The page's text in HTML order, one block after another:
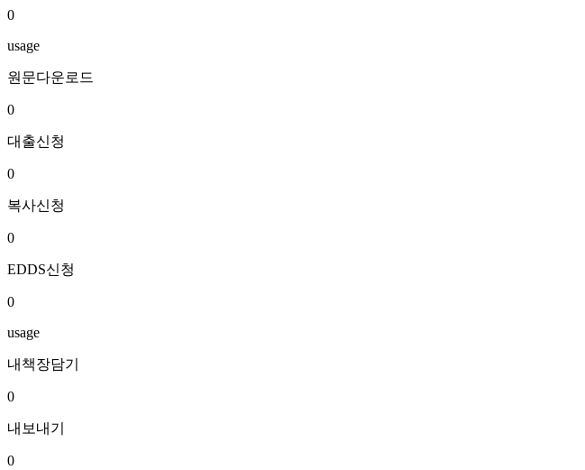
0
usage
원문다운로드
0
대출신청
0
복사신청
0
EDDS신청
0
usage
내책장담기
0
내보내기
0